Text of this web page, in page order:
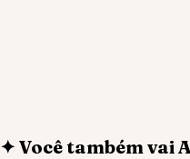
✦ Você também vai